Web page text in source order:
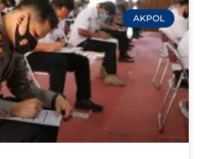
AKPOL